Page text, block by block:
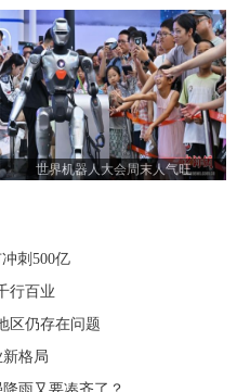
23对选手赛场尽展舞姿
世界机器人大会周末人气旺
刺500亿
行百业
区仍存在问题
格局